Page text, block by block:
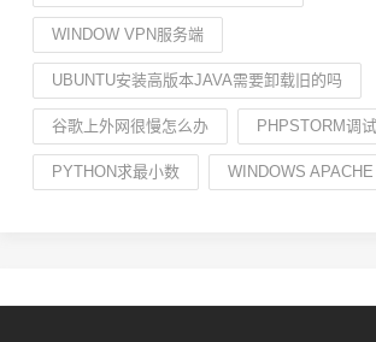
WINDOW VPN服务端
UBUNTU安装高版本JAVA需要卸载旧的吗
谷歌上外网很慢怎么办 PHPSTORM调
PYTHON求最小数 WINDOWS